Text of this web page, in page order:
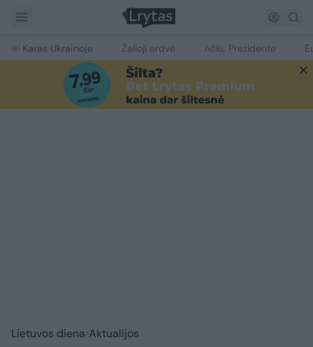
Karas Ukrainoje Žalioji erdvė Ačiū, Prezidente
Lietuvos diena Aktualijos